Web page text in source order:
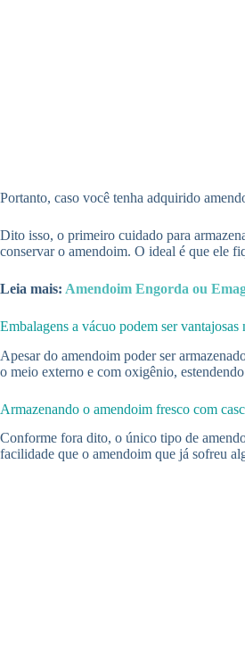
Portanto, caso você tenha adquirido
Dito isso, o primeiro cuidado para
conservar o amendoim. O ideal é que ele
Leia mais: Amendoim Engorda ou
Embalagens a vácuo podem ser vantajosas
Apesar do amendoim poder ser
o meio externo e com oxigênio,
Armazenando o amendoim fresco com
Conforme fora dito, o único tipo de
facilidade que o amendoim que já sofreu